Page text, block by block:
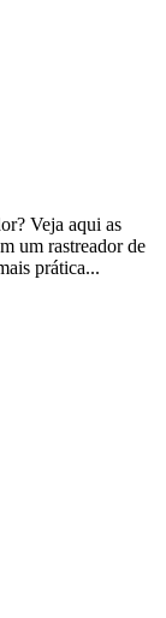
Veja aqui as
um rastreador de
prática...